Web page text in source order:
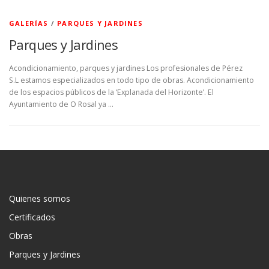
GALERÍAS / PARQUES Y JARDINES
Parques y Jardines
Acondicionamiento, parques y jardines Los profesionales de Pérez
S.L estamos especializados en todo tipo de obras. Acondicionamiento
de los espacios públicos de la ‘Explanada del Horizonte’. El
Ayuntamiento de O Rosal ya …
Quienes somos
Certificados
Obras
Parques y Jardines